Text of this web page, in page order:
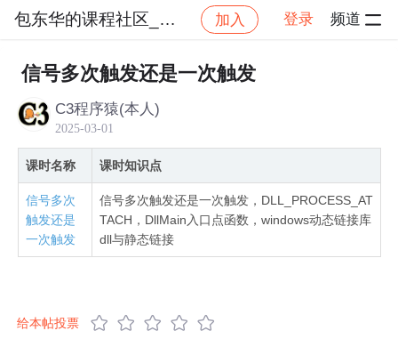
包东华的课程社区_NO_1 加入 登录 频道
社区 包东华的课程社区_NO_1
信号多次触发还是一次触发
C3程序猿(本人)
2025-03-01
课时名称 课时知识点
信号多次
触发还是
一次触发
信号多次触发还是一次触发，DLL_PROCESS_AT
TACH，DllMain入口点函数，windows动态链接库
dll与静态链接
给本帖投票